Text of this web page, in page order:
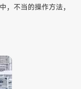
，不当的操作方法，